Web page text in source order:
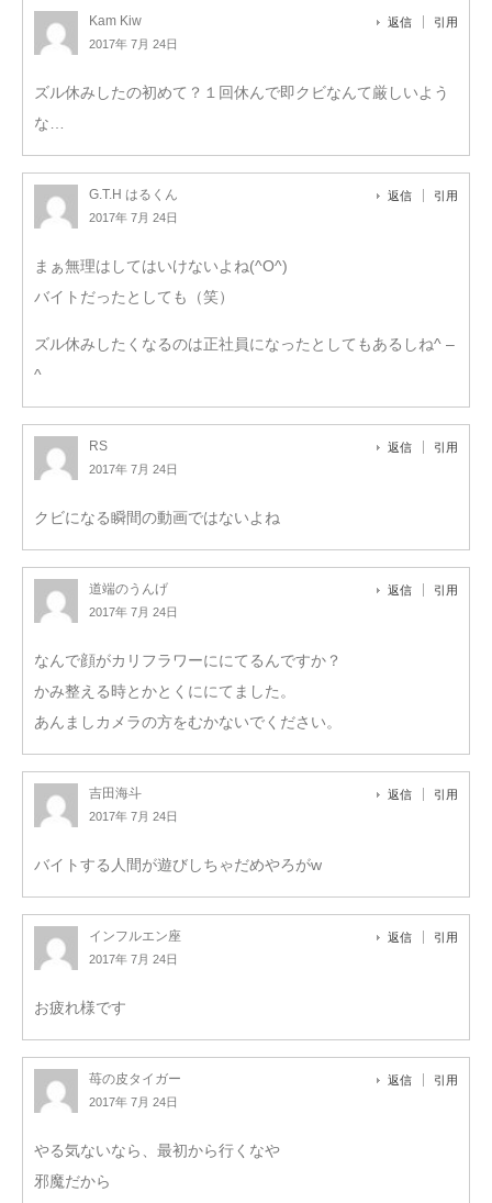
Kam Kiw
2017年 7月 24日
返信 引用
ズル休みしたの初めて？１回休んで即クビなんて厳しいよう
な…
G.T.H はるくん
2017年 7月 24日
返信 引用
まぁ無理はしてはいけないよね(^O^)
バイトだったとしても（笑）
ズル休みしたくなるのは正社員になったとしてもあるしね^ –
^
RS
2017年 7月 24日
返信 引用
クビになる瞬間の動画ではないよね
道端のうんげ
2017年 7月 24日
返信 引用
なんで顔がカリフラワーににてるんですか？
かみ整える時とかとくににてました。
あんましカメラの方をむかないでください。
吉田海斗
2017年 7月 24日
返信 引用
バイトする人間が遊びしちゃだめやろがw
インフルエン座
2017年 7月 24日
返信 引用
お疲れ様です
苺の皮タイガー
2017年 7月 24日
返信 引用
やる気ないなら、最初から行くなや
邪魔だから